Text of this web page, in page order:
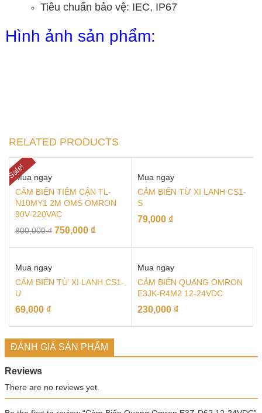
Tiêu chuẩn bảo vệ: IEC, IP67
Hình ảnh sản phẩm:
RELATED PRODUCTS
Sale!
Mua ngay
CẢM BIẾN TIỆM CẬN TL-
N10MY1 2M OMS OMRON
90V-220VAC
800,000₫ 750,000 ₫
Mua ngay
CẢM BIẾN TỪ XI LANH CS1-
S
79,000 ₫
Mua ngay
CẢM BIẾN TỪ XI LANH CS1-
U
69,000 ₫
Mua ngay
CẢM BIẾN QUANG OMRON
E3JK-R4M2 12-24VDC
230,000 ₫
ĐÁNH GIÁ SẢN PHẨM
Reviews
There are no reviews yet.